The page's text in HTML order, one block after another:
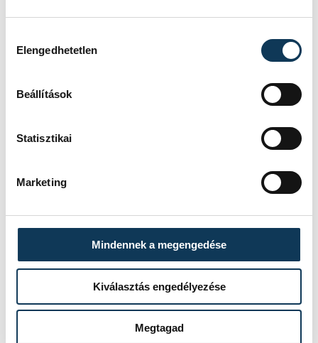
Elengedhetetlen
Beállítások
Statisztikai
Marketing
Mindennek a megengedése
Kiválasztás engedélyezése
Megtagad
tudja támadni a dobogós pozícióért.